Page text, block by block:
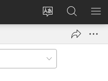
Kenki
fu
Log
venster)
Suku
tapu
JW.ORG